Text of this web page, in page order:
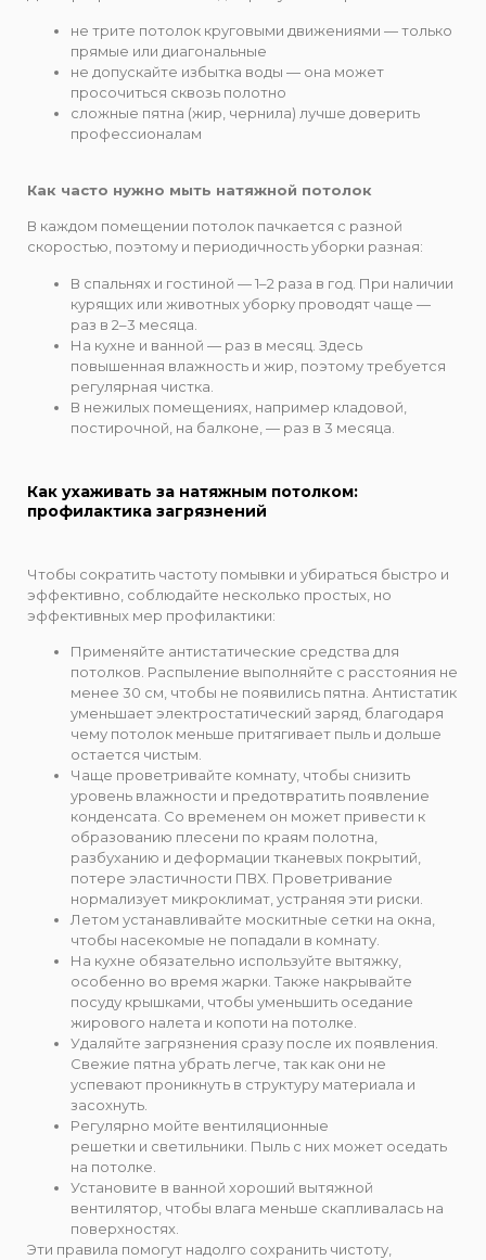
не трите потолок круговыми движениями — только
прямые или диагональные
не допускайте избытка воды — она может
просочиться сквозь полотно
сложные пятна (жир, чернила) лучше доверить
профессионалам
Как часто нужно мыть натяжной потолок
В каждом помещении потолок пачкается с разной
скоростью, поэтому и периодичность уборки разная:
В спальнях и гостиной — 1–2 раза в год. При наличии
курящих или животных уборку проводят чаще —
раз в 2–3 месяца.
На кухне и ванной — раз в месяц. Здесь
повышенная влажность и жир, поэтому требуется
регулярная чистка.
В нежилых помещениях, например кладовой,
постирочной, на балконе, — раз в 3 месяца.
Как ухаживать за натяжным потолком:
профилактика загрязнений
Чтобы сократить частоту помывки и убираться быстро и
эффективно, соблюдайте несколько простых, но
эффективных мер профилактики:
Применяйте антистатические средства для
потолков. Распыление выполняйте с расстояния не
менее 30 см, чтобы не появились пятна. Антистатик
уменьшает электростатический заряд, благодаря
чему потолок меньше притягивает пыль и дольше
остается чистым.
Чаще проветривайте комнату, чтобы снизить
уровень влажности и предотвратить появление
конденсата. Со временем он может привести к
образованию плесени по краям полотна,
разбуханию и деформации тканевых покрытий,
потере эластичности ПВХ. Проветривание
нормализует микроклимат, устраняя эти риски.
Летом устанавливайте москитные сетки на окна,
чтобы насекомые не попадали в комнату.
На кухне обязательно используйте вытяжку,
особенно во время жарки. Также накрывайте
посуду крышками, чтобы уменьшить оседание
жирового налета и копоти на потолке.
Удаляйте загрязнения сразу после их появления.
Свежие пятна убрать легче, так как они не
успевают проникнуть в структуру материала и
засохнуть.
Регулярно мойте вентиляционные
решетки и светильники. Пыль с них может оседать
на потолке.
Установите в ванной хороший вытяжной
вентилятор, чтобы влага меньше скапливалась на
поверхностях.
Эти правила помогут надолго сохранить чистоту,